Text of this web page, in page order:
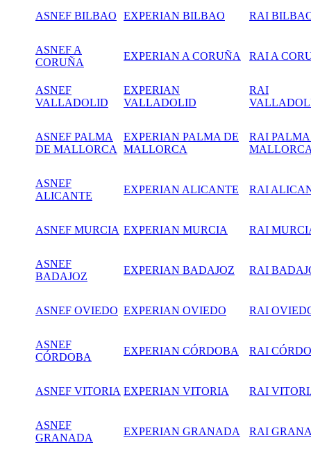
ASNEF BILBAO EXPERIAN BILBAO RAI
ASNEF A
CORUÑA
EXPERIAN A CORUÑA RAI A
ASNEF
VALLADOLID
EXPERIAN
VALLADOLID
RAI
ASNEF PALMA
DE MALLORCA
EXPERIAN PALMA DE
MALLORCA
RAI
ASNEF
ALICANTE
EXPERIAN ALICANTE RAI
ASNEF MURCIA EXPERIAN MURCIA RAI
ASNEF
BADAJOZ
EXPERIAN BADAJOZ RAI
ASNEF OVIEDO EXPERIAN OVIEDO RAI
ASNEF
CÓRDOBA
EXPERIAN CÓRDOBA RAI
ASNEF VITORIA EXPERIAN VITORIA RAI
ASNEF
GRANADA
EXPERIAN GRANADA RAI